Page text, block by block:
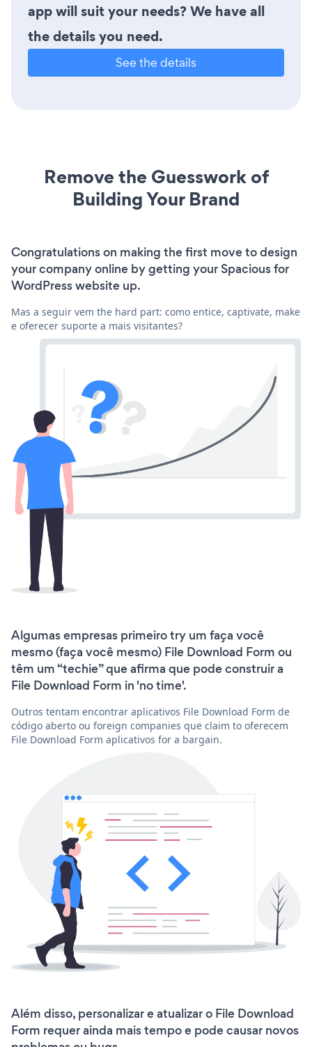
app will suit your needs? We have all
the details you need.
See the details
Remove the Guesswork of
Building Your Brand
Congratulations on making the first move to design
your company online by getting your Spacious for
WordPress website up.
Mas a seguir vem the hard part: como entice, captivate, make
e oferecer suporte a mais visitantes?
Algumas empresas primeiro try um faça você
mesmo (faça você mesmo) File Download Form ou
têm um “techie” que afirma que pode construir a
File Download Form in 'no time'.
Outros tentam encontrar aplicativos File Download Form de
código aberto ou foreign companies que claim to oferecem
File Download Form aplicativos for a bargain.
Além disso, personalizar e atualizar o File Download
Form requer ainda mais tempo e pode causar novos